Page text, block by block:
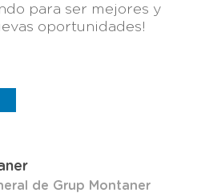
para ser mejores y
oportunidades!
de Grup Montaner